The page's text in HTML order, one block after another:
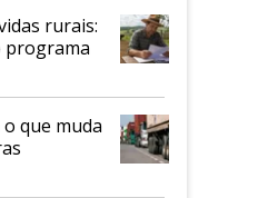
rurais:
programa
que muda